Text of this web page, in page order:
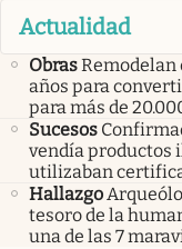
Actualidad
ObrasRemodelan
años para
para más de
Sucesos
vendía productos
utilizaban
Hallazgo
tesoro de la
una de las 7